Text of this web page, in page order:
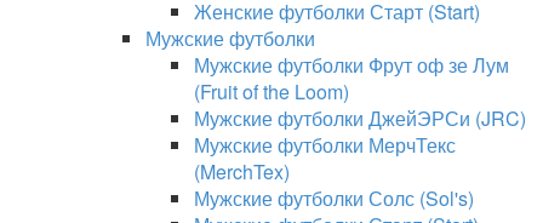
Женские футболки Старт (Start)
Мужские футболки
Мужские футболки Фрут оф зе Лум
(Fruit of the Loom)
Мужские футболки ДжейЭРСи (JRC)
Мужские футболки МерчТекс
(MerchTex)
Мужские футболки Солс (Sol's)